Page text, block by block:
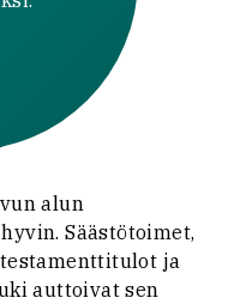
alun
Säästötoimet,
ja
auttoivat sen